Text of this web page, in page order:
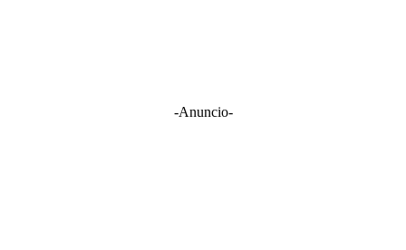
-Anuncio-